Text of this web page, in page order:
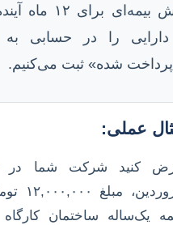
پوشش بیمه‌ای
دارایی را در حسابی به
شده» ثبت می‌کنیم.
عملی:
یک‌ساله ساختمان